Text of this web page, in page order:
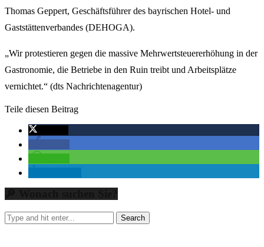
Thomas Geppert, Geschäftsführer des bayrischen Hotel- und
Gaststättenverbandes (DEHOGA).
„Wir protestieren gegen die massive Mehrwertsteuererhöhung in der
Gastronomie, die Betriebe in den Ruin treibt und Arbeitsplätze
vernichtet.“ (dts Nachrichtenagentur)
Teile diesen Beitrag